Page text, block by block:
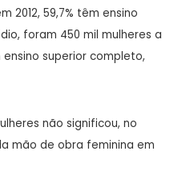
2012, 59,7% têm ensino
foram 450 mil mulheres a
superior completo,
não significou, no
mão de obra feminina em